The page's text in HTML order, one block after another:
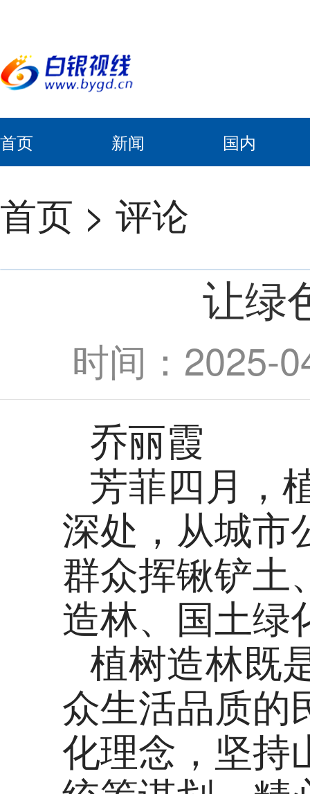
首页 新闻 国内
首页 > 评论
让绿
时间：2025-
乔丽霞
芳菲四月，
深处，从城市
群众挥锹铲土
造林、国土绿
植树造林既
众生活品质的
化理念，坚持